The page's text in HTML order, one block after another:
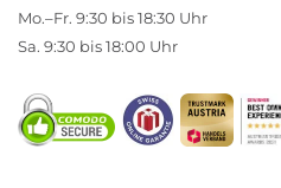
Mo.–Fr. 9:30 bis 18:30 Uhr
Sa. 9:30 bis 18:00 Uhr